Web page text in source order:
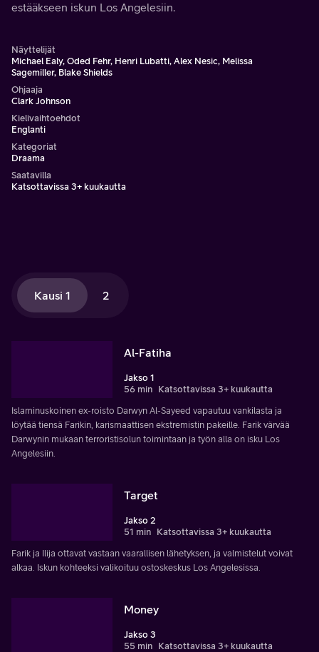
estääkseen iskun Los Angelesiin.
Näyttelijät
Michael Ealy, Oded Fehr, Henri Lubatti, Alex Nesic, Melissa
Sagemiller, Blake Shields
Ohjaaja
Clark Johnson
Kielivaihtoehdot
Englanti
Kategoriat
Draama
Saatavilla
Katsottavissa 3+ kuukautta
Kausi 1 2
Al-Fatiha
Jakso 1
56 min Katsottavissa 3+ kuukautta
Islaminuskoinen ex-roisto Darwyn Al-Sayeed vapautuu vankilasta ja
löytää tiensä Farikin, karismaattisen ekstremistin pakeille. Farik värvää
Darwynin mukaan terroristisolun toimintaan ja työn alla on isku Los
Angelesiin.
Target
Jakso 2
51 min Katsottavissa 3+ kuukautta
Farik ja Ilija ottavat vastaan vaarallisen lähetyksen, ja valmistelut voivat
alkaa. Iskun kohteeksi valikoituu ostoskeskus Los Angelesissa.
Money
Jakso 3
55 min Katsottavissa 3+ kuukautta